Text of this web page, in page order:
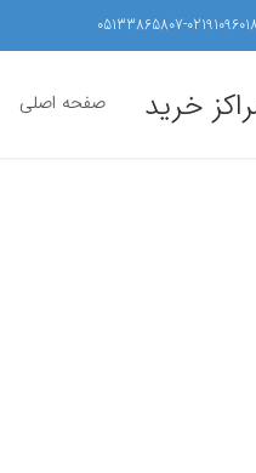
05133865807-02191096018
خرید صفحه اصلی